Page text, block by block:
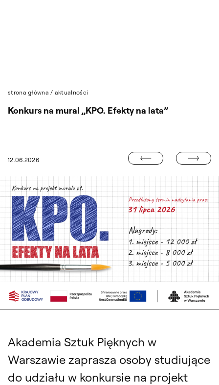
strona główna / aktualności
12.06.2026
Konkurs na mural „KPO. Efekty na lata”
PO CO POEZJA 2
WYNIKI
Akademia Sztuk Pięknych w
Warszawie zaprasza osoby studiujące
do udziału w konkursie na projekt